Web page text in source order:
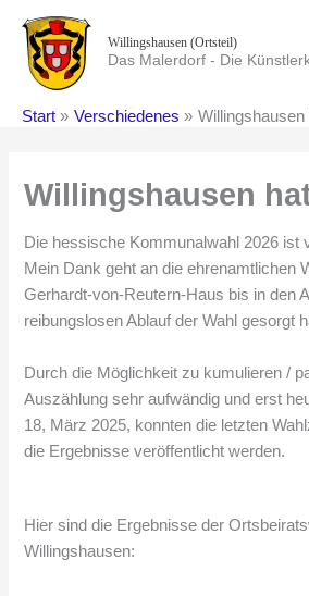
Inhalt
springen
Willingshausen (Ortsteil)
Das Malerdorf - Die
Start Verschiedenes Willingshausen
Willingshausen
Die hessische Kommunalwahl 2026 ist
Mein Dank geht an die ehrenamtlichen
Gerhardt-von-Reutern-Haus bis in den
reibungslosen Ablauf der Wahl gesorgt
Durch die Möglichkeit zu kumulieren /
Auszählung sehr aufwändig und erst
18, März 2025, konnten die letzten
die Ergebnisse veröffentlicht werden.
Hier sind die Ergebnisse der
Willingshausen: